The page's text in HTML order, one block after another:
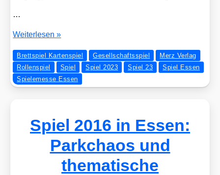
…
Esse­
Spiel­
eta­
ge
Wei­ter­le­sen »
Brettspiel Kartenspiel Gesellschaftsspiel
Merz Verlag
Rollenspiel
Spiel Spiel 2023 Spiel 23
Spiel Essen
Spielemesse Essen
Spiel 2016 in Essen:
Parkchaos und
thematische